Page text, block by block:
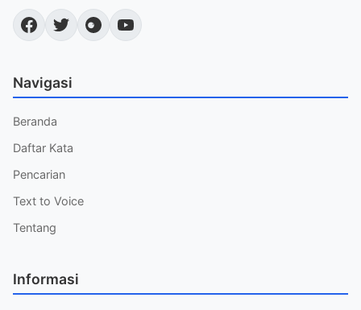
Navigasi
Beranda
Daftar Kata
Pencarian
Text to Voice
Tentang
Informasi